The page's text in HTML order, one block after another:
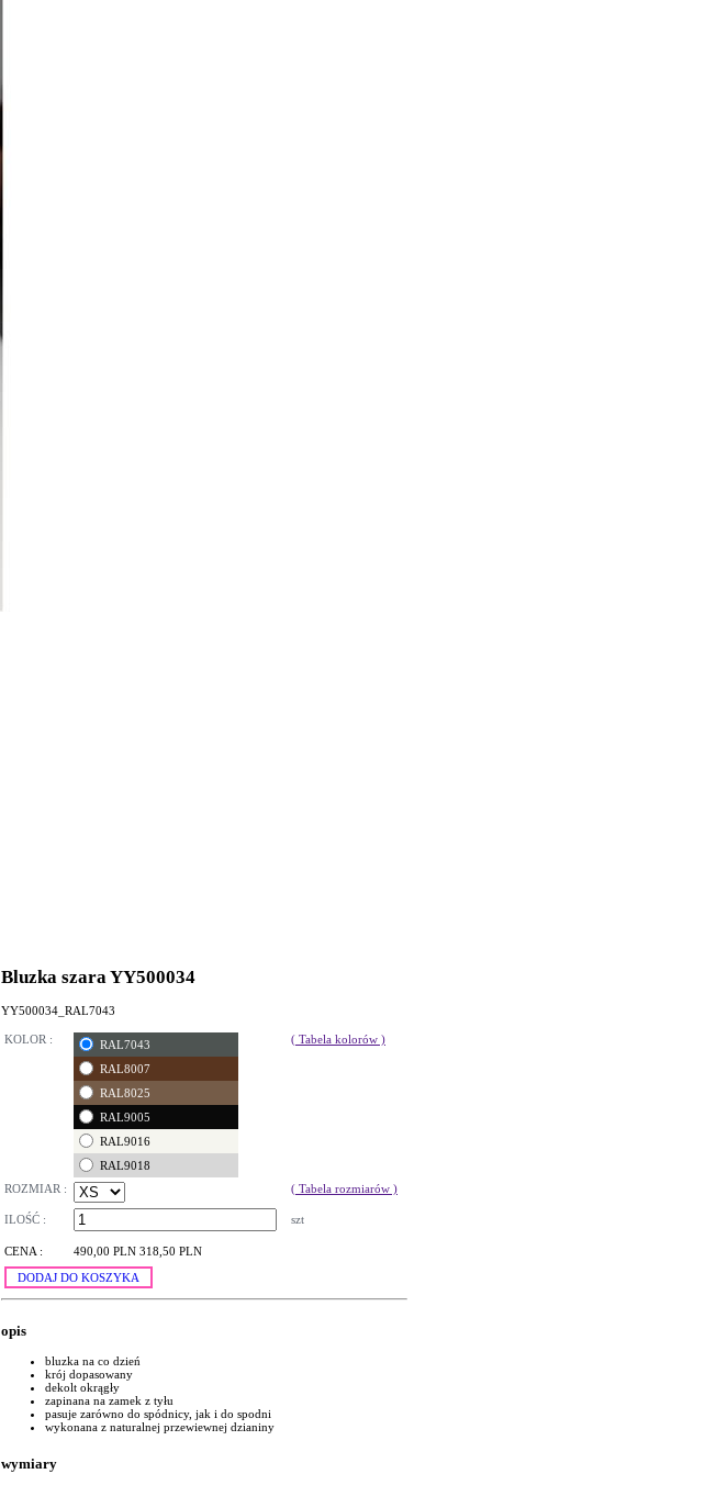
Bluzka szara YY500034
YY500034_RAL7043
KOLOR :
RAL7043
RAL8007
RAL8025
RAL9005
RAL9016
RAL9018
( Tabela kolorów )
ROZMIAR : ( Tabela rozmiarów )
ILOŚĆ : szt
CENA : 490,00 PLN 318,50 PLN
DODAJ DO KOSZYKA
opis
bluzka na co dzień
krój dopasowany
dekolt okrągły
zapinana na zamek z tyłu
pasuje zarówno do spódnicy, jak i do spodni
wykonana z naturalnej przewiewnej dzianiny
wymiary